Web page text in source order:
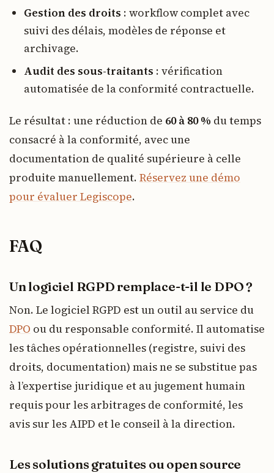
Gestion des droits : workflow complet avec
suivi des délais, modèles de réponse et
archivage.
Audit des sous-traitants : vérification
automatisée de la conformité contractuelle.
Le résultat : une réduction de 60 à 80 % du temps
consacré à la conformité, avec une
documentation de qualité supérieure à celle
produite manuellement. Réservez une démo
pour évaluer Legiscope.
FAQ
Un logiciel RGPD remplace-t-il le DPO ?
Non. Le logiciel RGPD est un outil au service du
DPO ou du responsable conformité. Il automatise
les tâches opérationnelles (registre, suivi des
droits, documentation) mais ne se substitue pas
à l’expertise juridique et au jugement humain
requis pour les arbitrages de conformité, les
avis sur les AIPD et le conseil à la direction.
Les solutions gratuites ou open source